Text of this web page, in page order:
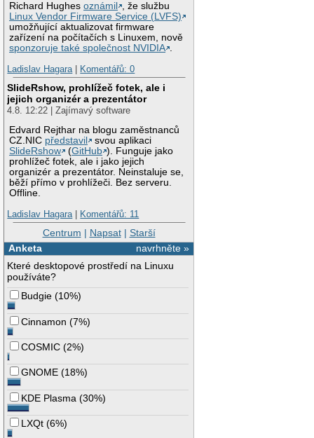
Richard Hughesoznámil
, že službu
Linux Vendor Firmware Service (LVFS)
umožňující aktualizovat firmware
zařízení na počítačích s Linuxem, nově
sponzoruje také společnost NVIDIA .
Ladislav Hagara| Komentářů: 0
SlideRshow, prohlížeč fotek, ale i
jejich organizér a prezentátor
4.8. 12:22 | Zajímavý software
Edvard Rejthar na blogu zaměstnanců
CZ.NIC představil
svou aplikaci
SlideRshow
(GitHub ). Funguje jako
prohlížeč fotek, ale i jako jejich
organizér a prezentátor. Neinstaluje se,
běží přímo v prohlížeči. Bez serveru.
Offline.
Ladislav Hagara| Komentářů: 11
Centrum | Napsat| Starší
navrhněte »
Anketa
Které desktopové prostředí na Linuxu
používáte?
Budgie (10%)
Cinnamon (7%)
COSMIC (2%)
GNOME (18%)
KDE Plasma (30%)
LXQt (6%)